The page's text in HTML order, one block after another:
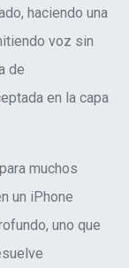
haciendo una
voz sin
de
en la capa
muchos
un iPhone
uno que